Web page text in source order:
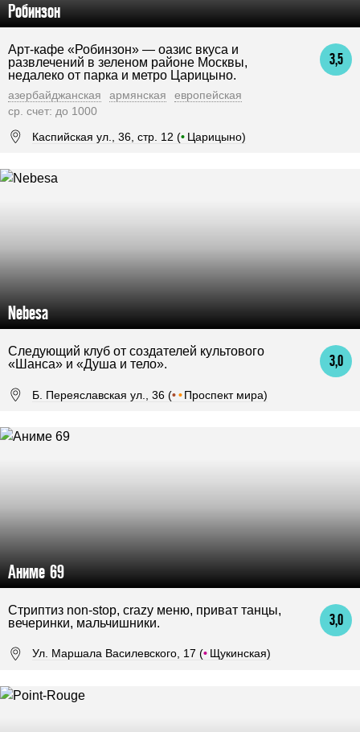
Робинзон
3,5
Арт-кафе «Робинзон» — оазис вкуса и
развлечений в зеленом районе Москвы,
недалеко от парка и метро Царицыно.
азербайджанская армянская
европейская
ср. счет: до 1000
Каспийская ул., 36, стр. 12 (• Царицыно)
Nebesa
3,0
Следующий клуб от создателей культового
«Шанса» и «Душа и тело».
Б. Переяславская ул., 36 (•• Проспект мира)
Аниме 69
3,0
Стриптиз non-stop, crazy меню, приват танцы,
вечеринки, мальчишники.
Ул. Маршала Василевского, 17 (• Щукинская)